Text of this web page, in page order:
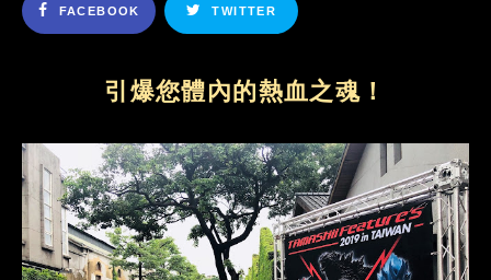
FACEBOOK TWITTER
引爆您體內的熱血之魂！